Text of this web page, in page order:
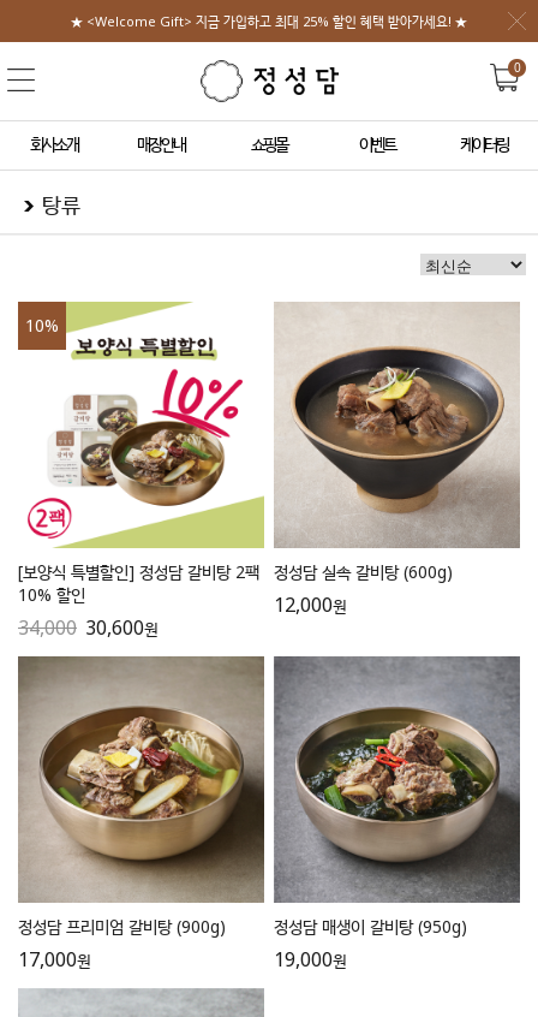
★ <Welcome Gift> 지금 가입하고 최대 25% 할인 혜택 받아가세요! ★
0
회사소개 매장안내 쇼핑몰 이벤트 케이터링
탕류
10%
[보양식 특별할인] 정성담 갈비탕 2팩
10% 할인
34,000 30,600원
정성담 실속 갈비탕 (600g)
12,000원
정성담 프리미엄 갈비탕 (900g)
17,000원
정성담 매생이 갈비탕 (950g)
19,000원